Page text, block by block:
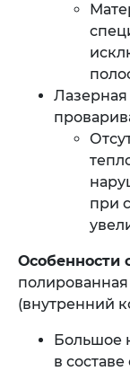
Лазерная
при
Особенности
(внутренний
Большое
в